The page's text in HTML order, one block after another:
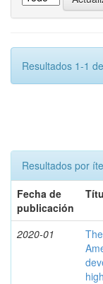
Resultados 1-1
Resultados por
Fecha de
publicación
2020-01